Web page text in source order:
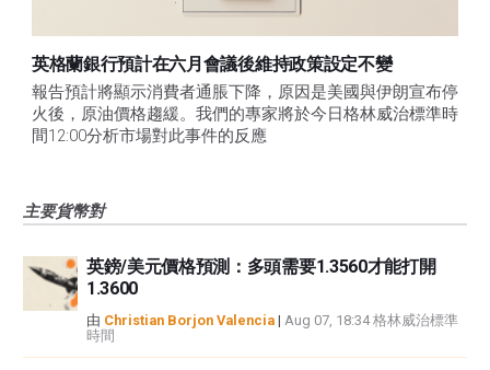
英格蘭銀行預計在六月會議後維持政策設定不變
報告預計將顯示消費者通脹下降，原因是美國與伊朗宣布停
火後，原油價格趨緩。我們的專家將於今日格林威治標準時
間12:00分析市場對此事件的反應
主要貨幣對
英鎊/美元價格預測：多頭需要1.3560才能打開
1.3600
由 Christian Borjon Valencia | Aug 07, 18:34 格林威治標準
時間